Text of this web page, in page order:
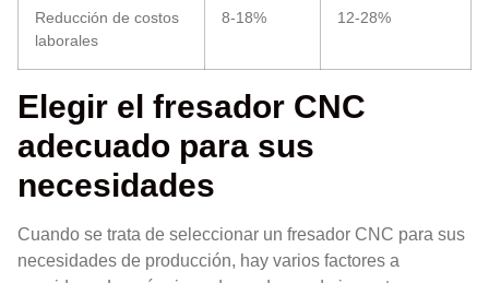
Reducción de costos
laborales
8-18% 12-28%
Elegir el fresador CNC
adecuado para sus
necesidades
Cuando se trata de seleccionar un fresador CNC para sus
necesidades de producción, hay varios factores a